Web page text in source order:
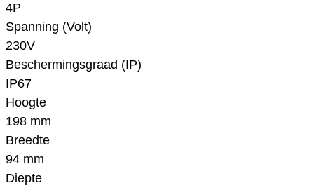
4P
Spanning (Volt)
230V
Beschermingsgraad (IP)
IP67
Hoogte
198 mm
Breedte
94 mm
Diepte